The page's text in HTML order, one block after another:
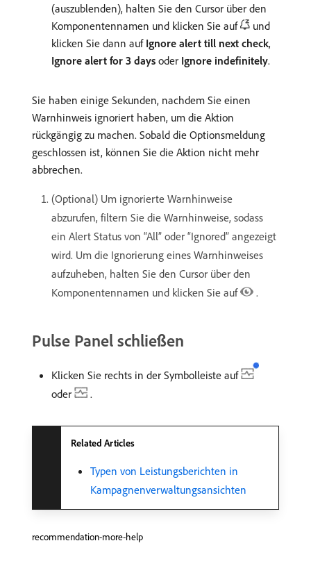
(auszublenden), halten Sie den Cursor über den
Komponentennamen und klicken Sie auf
und
klicken Sie dann auf Ignore alert till next check,
Ignore alert for 3 days oder Ignore indefinitely.
Sie haben einige Sekunden, nachdem Sie einen
Warnhinweis ignoriert haben, um die Aktion
rückgängig zu machen. Sobald die Optionsmeldung
geschlossen ist, können Sie die Aktion nicht mehr
abbrechen.
(Optional) Um ignorierte Warnhinweise
abzurufen, filtern Sie die Warnhinweise, sodass
ein Alert Status von “All” oder “Ignored” angezeigt
wird. Um die Ignorierung eines Warnhinweises
aufzuheben, halten Sie den Cursor über den
Komponentennamen und klicken Sie auf
.
Pulse Panel schließen
Klicken Sie rechts in der Symbolleiste auf
oder
.
Related Articles
Typen von Leistungsberichten in
Kampagnenverwaltungsansichten
recommendation-more-help